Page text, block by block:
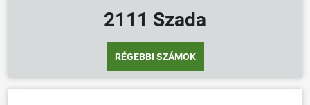
2111 Szada
RÉGEBBI SZÁMOK